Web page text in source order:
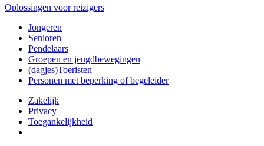
Oplossingen voor reizigers
Jongeren
Senioren
Pendelaars
Groepen en jeugdbewegingen
(dagjes)Toeristen
Personen met beperking of begeleider
Zakelijk
Privacy
Toegankelijkheid